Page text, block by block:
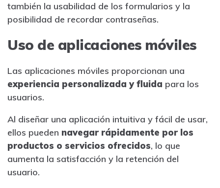
también la usabilidad de los formularios y la
posibilidad de recordar contraseñas.
Uso de aplicaciones móviles
Las aplicaciones móviles proporcionan una
experiencia personalizada y fluida para los
usuarios.
Al diseñar una aplicación intuitiva y fácil de usar,
ellos pueden navegar rápidamente por los
productos o servicios ofrecidos, lo que
aumenta la satisfacción y la retención del
usuario.